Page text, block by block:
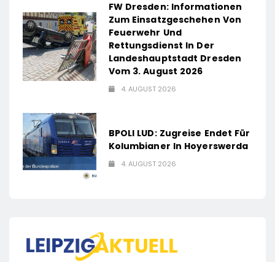
FW Dresden: Informationen
Zum Einsatzgeschehen Von
Feuerwehr Und
Rettungsdienst In Der
Landeshauptstadt Dresden
Vom 3. August 2026
4. AUGUST 2026
BPOLI LUD: Zugreise Endet Für
Kolumbianer In Hoyerswerda
4. AUGUST 2026